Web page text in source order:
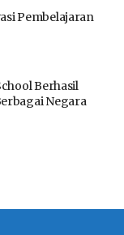
Pembelajaran
Berhasil
Negara